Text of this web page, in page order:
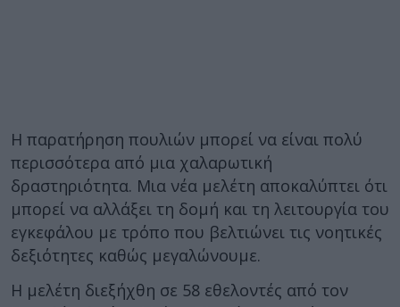
Η παρατήρηση πουλιών μπορεί να είναι πολύ
περισσότερα από μια χαλαρωτική
δραστηριότητα. Μια νέα μελέτη αποκαλύπτει ότι
μπορεί να αλλάξει τη δομή και τη λειτουργία του
εγκεφάλου με τρόπο που βελτιώνει τις νοητικές
δεξιότητες καθώς μεγαλώνουμε.
Η μελέτη διεξήχθη σε 58 εθελοντές από τον